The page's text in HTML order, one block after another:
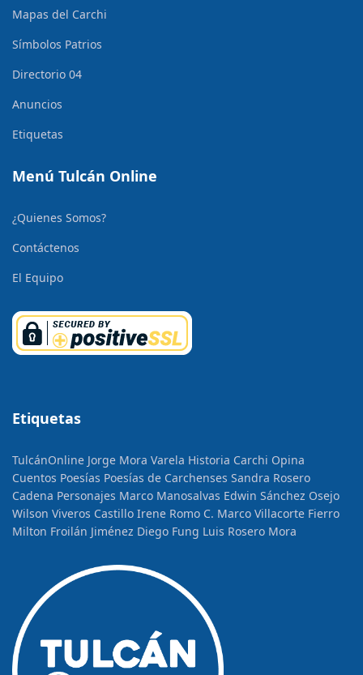
Mapas del Carchi
Símbolos Patrios
Directorio 04
Anuncios
Etiquetas
Menú Tulcán Online
¿Quienes Somos?
Contáctenos
El Equipo
Etiquetas
TulcánOnline Jorge Mora Varela Historia Carchi Opina
Cuentos Poesías Poesías de Carchenses Sandra Rosero
Cadena Personajes Marco Manosalvas Edwin Sánchez Osejo
Wilson Viveros Castillo Irene Romo C. Marco Villacorte Fierro
Milton Froilán Jiménez Diego Fung Luis Rosero Mora